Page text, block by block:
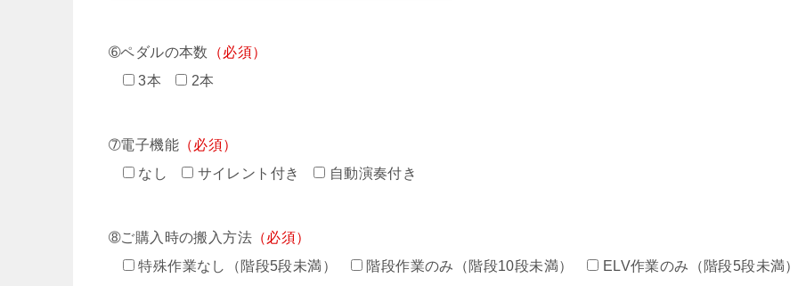
➅ペダルの本数
（必須）
3本
2本
➆電子機能 （必須）
なし
サイレント付き 自動演奏付き
➇ご購入時の搬入方法 （必須）
特殊作業なし（階段5段未満）
階段作業のみ（階段10段未満）
ELV作業のみ（階段5段未満